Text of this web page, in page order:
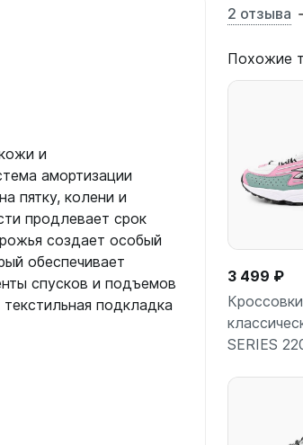
2 отзыва
Похожие
В
3 499 ₽
SERIES
и
амортизации
пятку, колени и
продлевает срок
создает особый
обеспечивает
спусков и подъемов
подкладка